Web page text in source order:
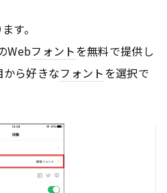
す。
Webフォントを無料で提供し
から好きなフォントを選択で